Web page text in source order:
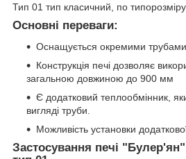
Тип 01 тип класичний, по типорозміру
Основні переваги:
Оснащується окремими трубами.
Конструкція печі дозволяє
загальною довжиною до 900 мм
Є додатковий теплообмінник,
вигляді труби.
Можливість установки
Застосування печі